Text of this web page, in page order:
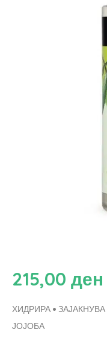
215,00 ден
ХИДРИРА • ЗАЈАКНУВА
ЈОЈОБА